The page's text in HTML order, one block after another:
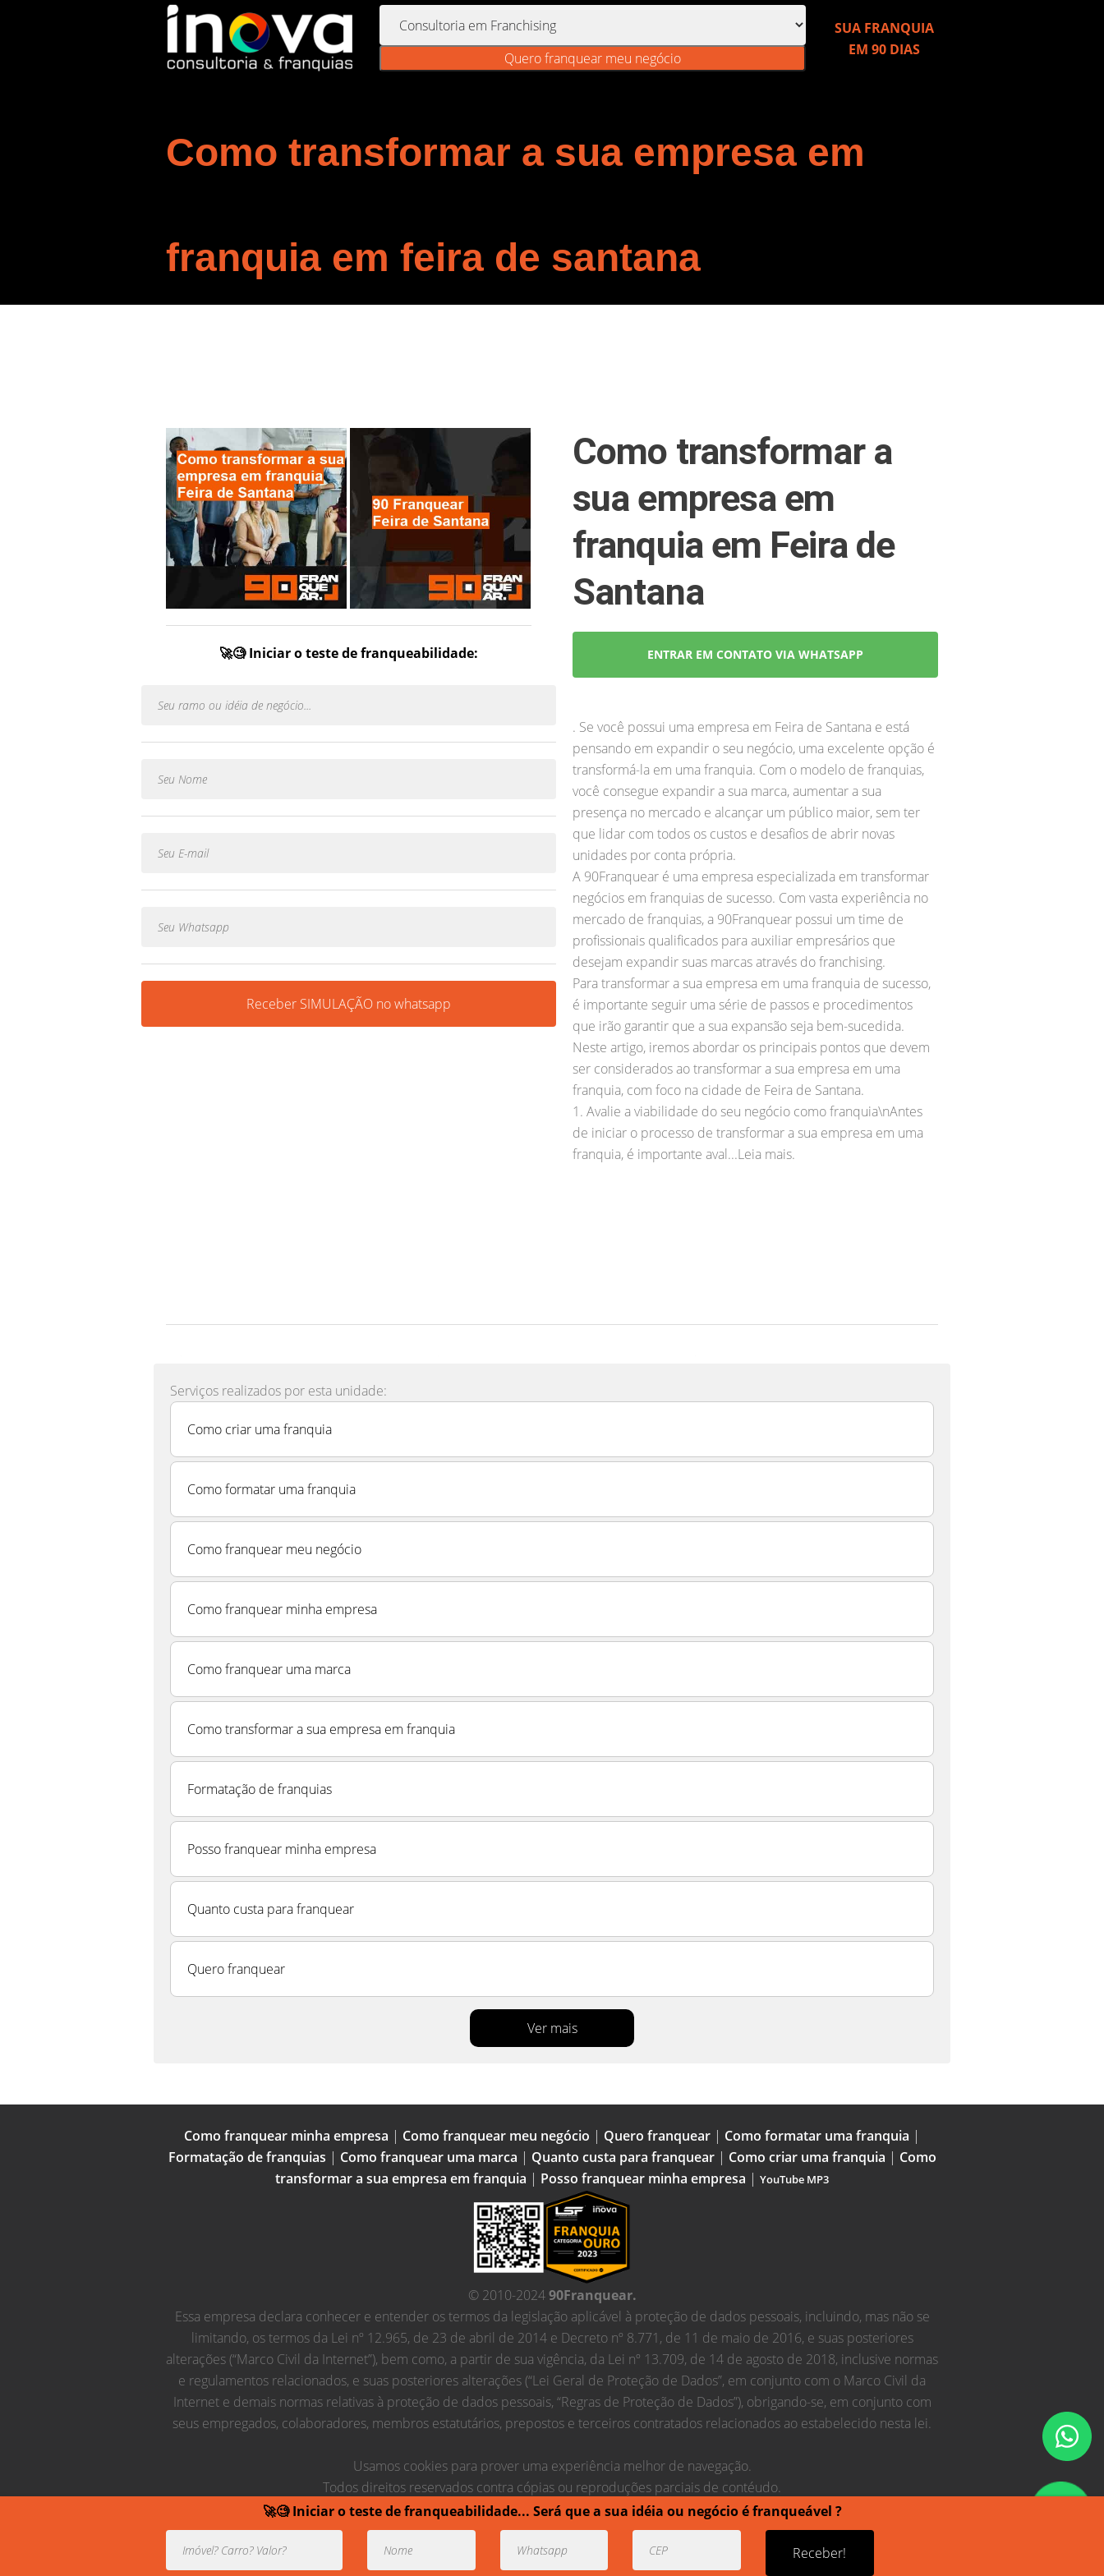
Quero franquear meu negócio
SUA FRANQUIA
EM 90 DIAS
Como transformar a sua empresa em
franquia em feira de santana
🚀🧐 Iniciar o teste de franqueabilidade:
Receber SIMULAÇÃO no whatsapp
Como transformar a
sua empresa em
franquia em Feira de
Santana
ENTRAR EM CONTATO VIA WHATSAPP
. Se você possui uma empresa em Feira de Santana e está
pensando em expandir o seu negócio, uma excelente opção é
transformá-la em uma franquia. Com o modelo de franquias,
você consegue expandir a sua marca, aumentar a sua
presença no mercado e alcançar um público maior, sem ter
que lidar com todos os custos e desafios de abrir novas
unidades por conta própria.
A 90Franquear é uma empresa especializada em transformar
negócios em franquias de sucesso. Com vasta experiência no
mercado de franquias, a 90Franquear possui um time de
profissionais qualificados para auxiliar empresários que
desejam expandir suas marcas através do franchising.
Para transformar a sua empresa em uma franquia de sucesso,
é importante seguir uma série de passos e procedimentos
que irão garantir que a sua expansão seja bem-sucedida.
Neste artigo, iremos abordar os principais pontos que devem
ser considerados ao transformar a sua empresa em uma
franquia, com foco na cidade de Feira de Santana.
1. Avalie a viabilidade do seu negócio como franquia\nAntes
de iniciar o processo de transformar a sua empresa em uma
franquia, é importante aval...Leia mais.
Serviços realizados por esta unidade:
Como criar uma franquia
Como formatar uma franquia
Como franquear meu negócio
Como franquear minha empresa
Como franquear uma marca
Como transformar a sua empresa em franquia
Formatação de franquias
Posso franquear minha empresa
Quanto custa para franquear
Quero franquear
Ver mais
🚀🧐 Iniciar o teste de franqueabilidade... Será que a sua idéia ou negócio é franqueável ?
Receber!
Como franquear minha empresa | Como franquear meu negócio | Quero franquear | Como formatar uma franquia |
Formatação de franquias | Como franquear uma marca | Quanto custa para franquear| Como criar uma franquia | Como
transformar a sua empresa em franquia | Posso franquear minha empresa | YouTube MP3
© 2010-202490Franquear.
Essa empresa declara conhecer e entender os termos da legislação aplicável à proteção de dados pessoais, incluindo, mas não se
limitando, os termos da Lei nº 12.965, de 23 de abril de 2014 e Decreto nº 8.771, de 11 de maio de 2016, e suas posteriores
alterações (“Marco Civil da Internet”), bem como, a partir de sua vigência, da Lei nº 13.709, de 14 de agosto de 2018, inclusive normas
e regulamentos relacionados, e suas posteriores alterações (“Lei Geral de Proteção de Dados”, em conjunto com o Marco Civil da
Internet e demais normas relativas à proteção de dados pessoais, “Regras de Proteção de Dados”), obrigando-se, em conjunto com
seus empregados, colaboradores, membros estatutários, prepostos e terceiros contratados relacionados ao estabelecido nesta lei.
Usamos cookies para prover uma experiência melhor de navegação.
Todos direitos reservados contra cópias ou reproduções parciais de contéudo.